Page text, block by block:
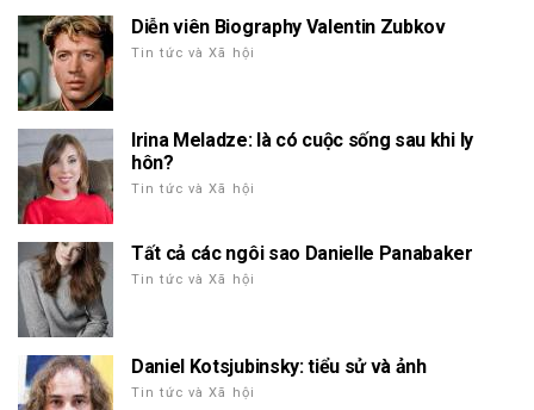
Diễn viên Biography Valentin Zubkov
Tin tức và Xã hội
Irina Meladze: là có cuộc sống sau khi ly
hôn?
Tin tức và Xã hội
Tất cả các ngôi sao Danielle Panabaker
Tin tức và Xã hội
Daniel Kotsjubinsky: tiểu sử và ảnh
Tin tức và Xã hội